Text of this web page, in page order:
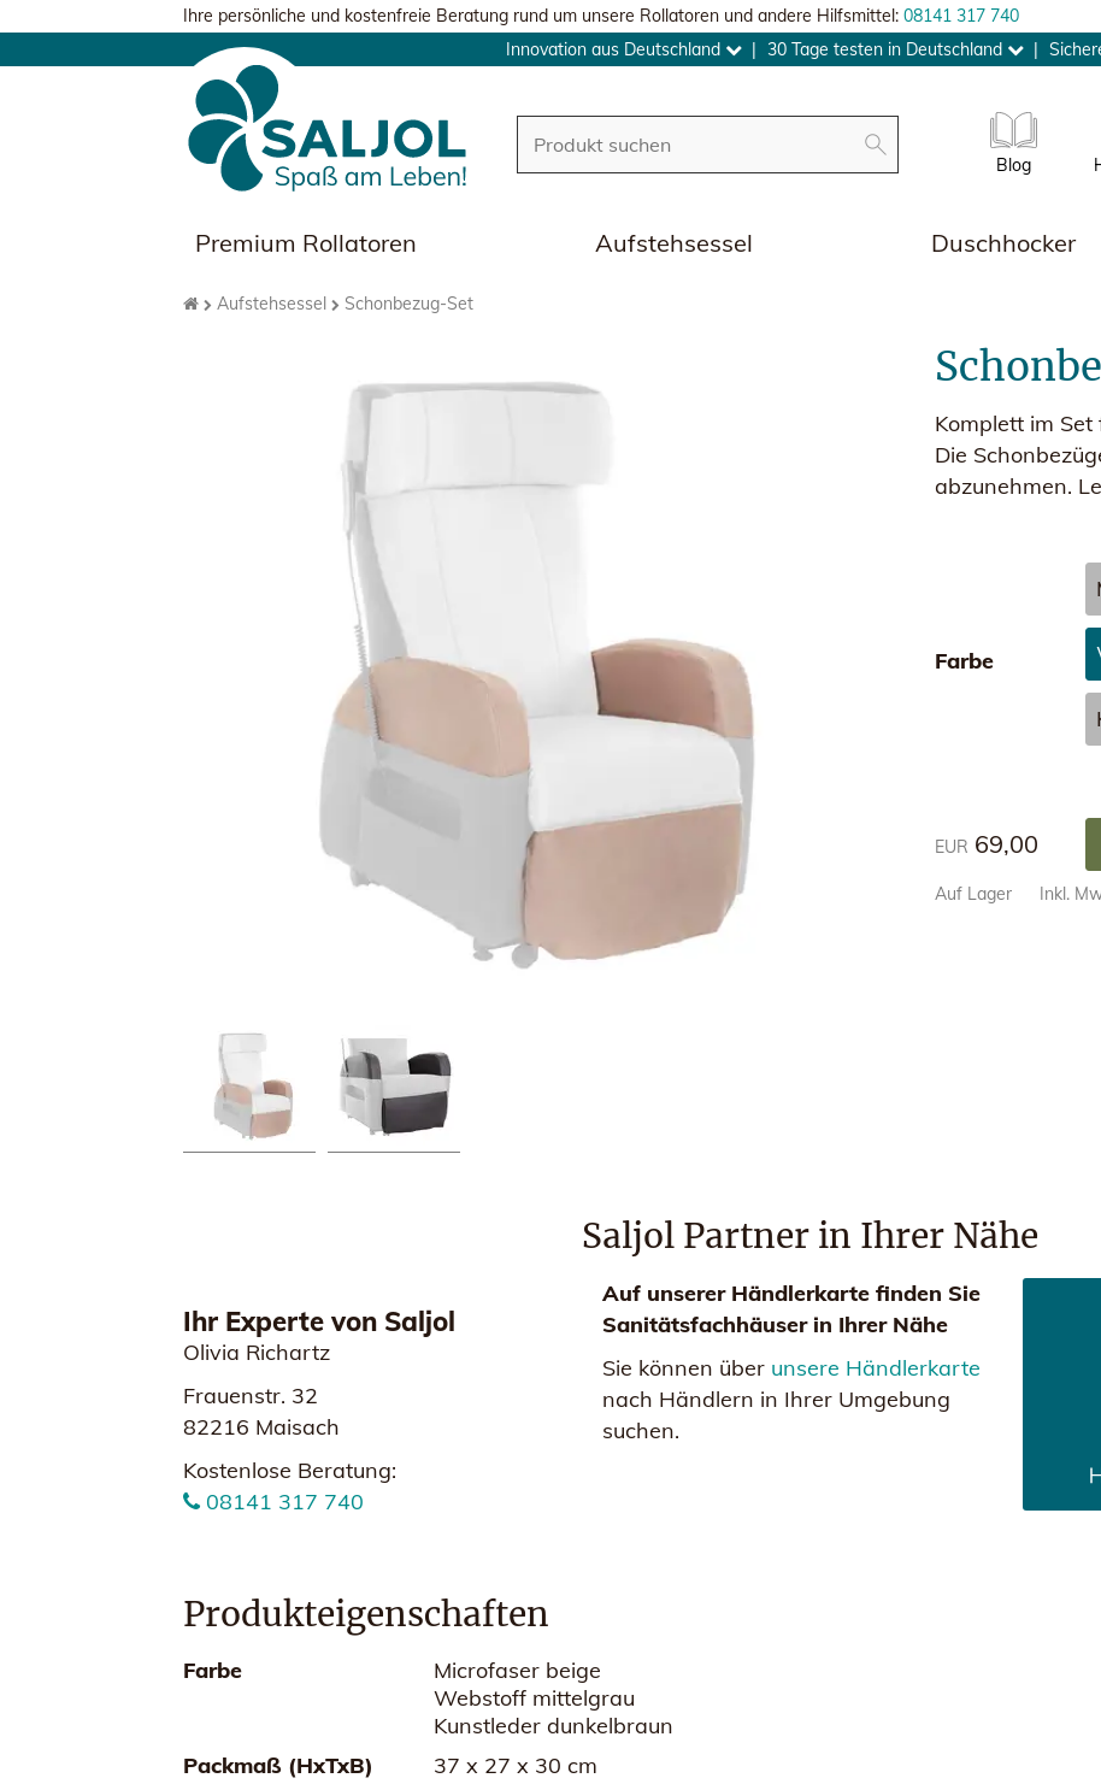
Ihre persönliche und kostenfreie Beratung rund um unsere Rollatoren und andere Hilfsmittel: 08141 317 740
Innovation aus Deutschland
| 30 Tage testen in Deutschland |
Blog
Premium Rollatoren Aufstehsessel Duschhocker
Aufstehsessel Schonbezug-Set
Komplett im
Die
abzunehmen.
Farbe
EUR 69,00
Auf Lager Inkl.
Saljol Partner in Ihrer Nähe
Ihr Experte von Saljol
Olivia Richartz
Frauenstr. 32
82216 Maisach
Kostenlose Beratung:
08141 317 740
Auf unserer Händlerkarte finden Sie
Sanitätsfachhäuser in Ihrer Nähe
Sie können über unsere Händlerkarte
nach Händlern in Ihrer Umgebung
suchen.
Produkteigenschaften
Farbe
Microfaser beige
Webstoff mittelgrau
Kunstleder dunkelbraun
Packmaß (HxTxB)
37 x 27 x 30 cm